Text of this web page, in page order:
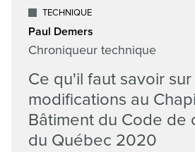
TECHNIQUE
Paul Demers
Chroniqueur technique
Ce qu'il faut savoir sur
modifications au
Bâtiment du Code de
du Québec 2020